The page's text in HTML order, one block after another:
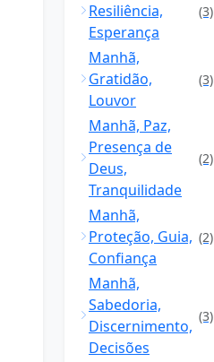
Resiliência,
Esperança
(3)
Manhã,
Gratidão,
Louvor
(3)
Manhã, Paz,
Presença de
Deus,
Tranquilidade
(2)
Manhã,
Proteção, Guia,
Confiança
(2)
Manhã,
Sabedoria,
Discernimento,
Decisões
(3)